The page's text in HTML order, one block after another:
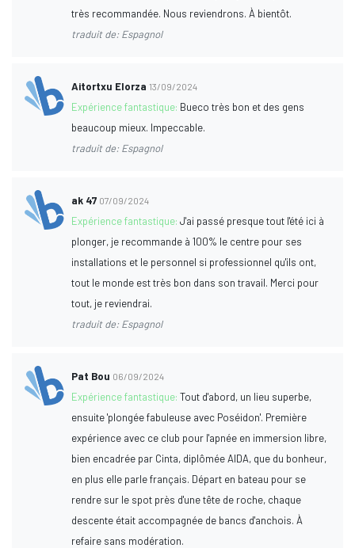
très recommandée. Nous reviendrons. À bientôt.
traduit de: Espagnol
Aitortxu Elorza 13/09/2024
Expérience fantastique: Bueco très bon et des gens
beaucoup mieux. Impeccable.
traduit de: Espagnol
ak 47 07/09/2024
Expérience fantastique:J'ai passé presque tout l'été ici à
plonger, je recommande à 100% le centre pour ses
installations et le personnel si professionnel qu'ils ont,
tout le monde est très bon dans son travail. Merci pour
tout, je reviendrai.
traduit de: Espagnol
Pat Bou 06/09/2024
Expérience fantastique:Tout d'abord, un lieu superbe,
ensuite 'plongée fabuleuse avec Poséidon'. Première
expérience avec ce club pour l'apnée en immersion libre,
bien encadrée par Cinta, diplômée AIDA, que du bonheur,
en plus elle parle français. Départ en bateau pour se
rendre sur le spot près d'une tête de roche, chaque
descente était accompagnée de bancs d'anchois. À
refaire sans modération.